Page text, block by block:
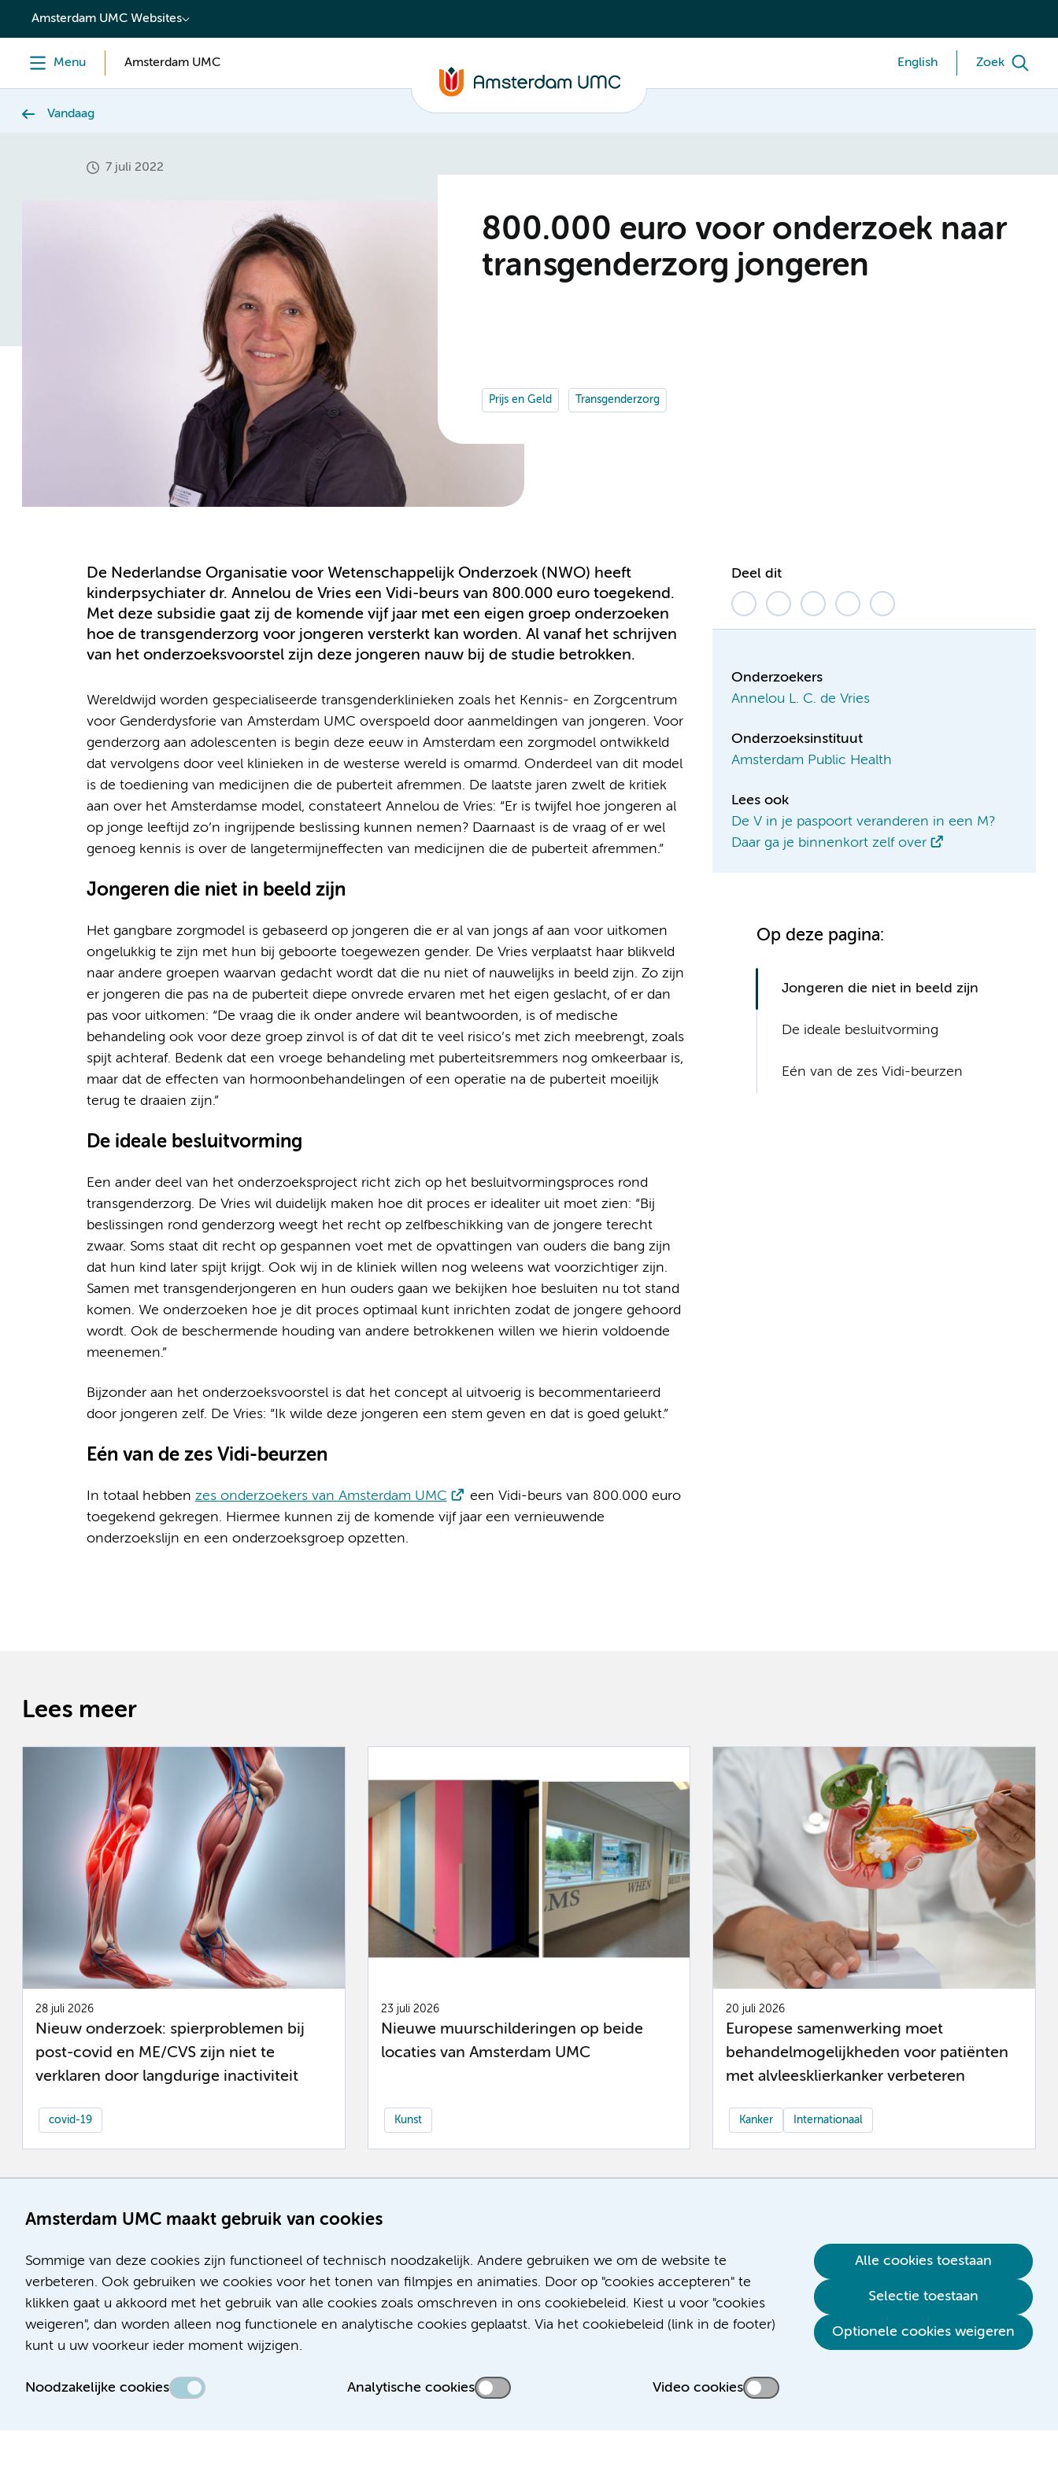
content
Amsterdam UMC maakt gebruik van cookies
Sommige van deze cookies zijn functioneel of technisch noodzakelijk. Andere gebruiken we om de website te
verbeteren. Ook gebruiken we cookies voor het tonen van filmpjes en animaties. Door op "cookies accepteren" te
klikken gaat u akkoord met het gebruik van alle cookies zoals omschreven in ons cookiebeleid. Kiest u voor "cookies
weigeren", dan worden alleen nog functionele en analytische cookies geplaatst. Via het cookiebeleid (link in de footer)
kunt u uw voorkeur ieder moment wijzigen.
Noodzakelijke cookies Analytische cookies Video cookies
Alle cookies toestaan
Selectie toestaan
Optionele cookies weigeren
Amsterdam UMC Websites
Menu Amsterdam UMC English Zoek
Vandaag
7 juli 2022
800.000 euro voor onderzoek naar
transgenderzorg jongeren
Prijs en Geld Transgenderzorg
De Nederlandse Organisatie voor Wetenschappelijk Onderzoek (NWO) heeft
kinderpsychiater dr. Annelou de Vries een Vidi-beurs van 800.000 euro toegekend.
Met deze subsidie gaat zij de komende vijf jaar met een eigen groep onderzoeken
hoe de transgenderzorg voor jongeren versterkt kan worden. Al vanaf het schrijven
van het onderzoeksvoorstel zijn deze jongeren nauw bij de studie betrokken.
Wereldwijd worden gespecialiseerde transgenderklinieken zoals het Kennis- en Zorgcentrum
voor Genderdysforie van Amsterdam UMC overspoeld door aanmeldingen van jongeren. Voor
genderzorg aan adolescenten is begin deze eeuw in Amsterdam een zorgmodel ontwikkeld
dat vervolgens door veel klinieken in de westerse wereld is omarmd. Onderdeel van dit model
is de toediening van medicijnen die de puberteit afremmen. De laatste jaren zwelt de kritiek
aan over het Amsterdamse model, constateert Annelou de Vries: “Er is twijfel hoe jongeren al
op jonge leeftijd zo’n ingrijpende beslissing kunnen nemen? Daarnaast is de vraag of er wel
genoeg kennis is over de langetermijneffecten van medicijnen die de puberteit afremmen.”
Jongeren die niet in beeld zijn
Het gangbare zorgmodel is gebaseerd op jongeren die er al van jongs af aan voor uitkomen
ongelukkig te zijn met hun bij geboorte toegewezen gender. De Vries verplaatst haar blikveld
naar andere groepen waarvan gedacht wordt dat die nu niet of nauwelijks in beeld zijn. Zo zijn
er jongeren die pas na de puberteit diepe onvrede ervaren met het eigen geslacht, of er dan
pas voor uitkomen: “De vraag die ik onder andere wil beantwoorden, is of medische
behandeling ook voor deze groep zinvol is of dat dit te veel risico’s met zich meebrengt, zoals
spijt achteraf. Bedenk dat een vroege behandeling met puberteitsremmers nog omkeerbaar is,
maar dat de effecten van hormoonbehandelingen of een operatie na de puberteit moeilijk
terug te draaien zijn.”
De ideale besluitvorming
Een ander deel van het onderzoeksproject richt zich op het besluitvormingsproces rond
transgenderzorg. De Vries wil duidelijk maken hoe dit proces er idealiter uit moet zien: “Bij
beslissingen rond genderzorg weegt het recht op zelfbeschikking van de jongere terecht
zwaar. Soms staat dit recht op gespannen voet met de opvattingen van ouders die bang zijn
dat hun kind later spijt krijgt. Ook wij in de kliniek willen nog weleens wat voorzichtiger zijn.
Samen met transgenderjongeren en hun ouders gaan we bekijken hoe besluiten nu tot stand
komen. We onderzoeken hoe je dit proces optimaal kunt inrichten zodat de jongere gehoord
wordt. Ook de beschermende houding van andere betrokkenen willen we hierin voldoende
meenemen.”
Bijzonder aan het onderzoeksvoorstel is dat het concept al uitvoerig is becommentarieerd
door jongeren zelf. De Vries: “Ik wilde deze jongeren een stem geven en dat is goed gelukt.”
Eén van de zes Vidi-beurzen
In totaal hebben zes onderzoekers van Amsterdam UMC
een Vidi-beurs van 800.000 euro
toegekend gekregen. Hiermee kunnen zij de komende vijf jaar een vernieuwende
onderzoekslijn en een onderzoeksgroep opzetten.
Deel dit
Onderzoekers
Annelou L. C. de Vries
Onderzoeksinstituut
Amsterdam Public Health
Lees ook
De V in je paspoort veranderen in een M?
Daar ga je binnenkort zelf over
Op deze pagina:
Jongeren die niet in beeld zijn
De ideale besluitvorming
Eén van de zes Vidi-beurzen
Lees meer
28 juli 2026
Nieuw onderzoek: spierproblemen bij
post-covid en ME/CVS zijn niet te
verklaren door langdurige inactiviteit
covid-19
23 juli 2026
Nieuwe muurschilderingen op beide
locaties van Amsterdam UMC
Kunst
20 juli 2026
Europese samenwerking moet
behandelmogelijkheden voor patiënten
met alvleesklierkanker verbeteren
Kanker Internationaal